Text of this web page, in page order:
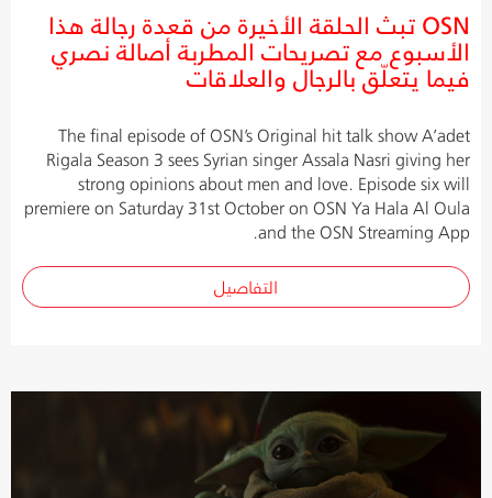
OSN تبث الحلقة الأخيرة من قعدة رجالة هذا
الأسبوع مع تصريحات المطربة أصالة نصري
فيما يتعلّق بالرجال والعلاقات
The final episode of OSN’s Original hit talk show A’adet
Rigala Season 3 sees Syrian singer Assala Nasri giving her
strong opinions about men and love. Episode six will
premiere on Saturday 31st October on OSN Ya Hala Al Oula
and the OSN Streaming App.
التفاصيل